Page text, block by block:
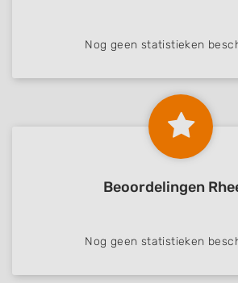
Nog geen statistieken
Beoordelingen
Nog geen statistieken